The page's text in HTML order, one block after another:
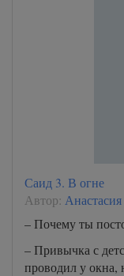
Саид 3. В огне
Автор:
– Почему ты
– Привычка с
проводил у окна,